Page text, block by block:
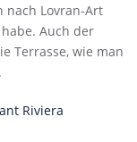
nach Lovran-Art
Auch der
Terrasse, wie man